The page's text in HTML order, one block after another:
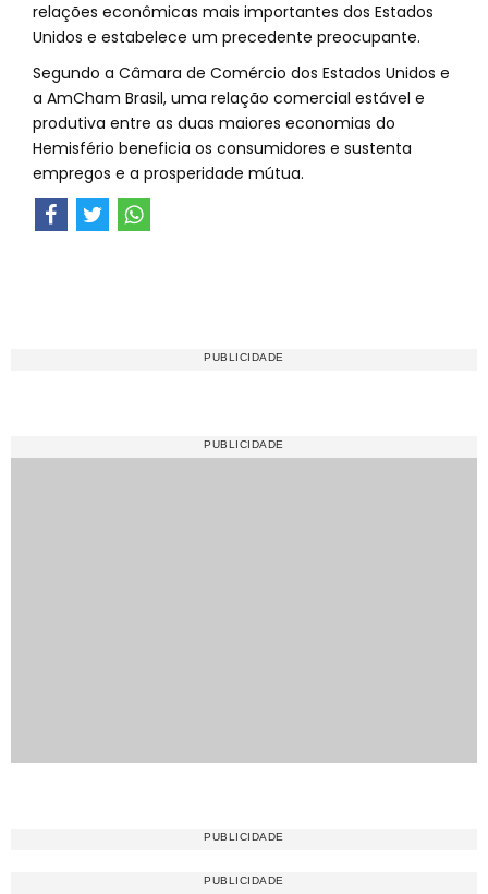
relações econômicas mais importantes dos Estados
Unidos e estabelece um precedente preocupante.
Segundo a Câmara de Comércio dos Estados Unidos e
a AmCham Brasil, uma relação comercial estável e
produtiva entre as duas maiores economias do
Hemisfério beneficia os consumidores e sustenta
empregos e a prosperidade mútua.